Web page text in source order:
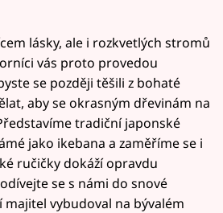
lásky, ale i rozkvetlých stromů
vás proto provedou
se později těšili z bohaté
aby se okrasným dřevinám na
tradiční japonské
jako ikebana a zaměříme se i
ručičky dokáží opravdu
se s námi do snové
vybudoval na bývalém